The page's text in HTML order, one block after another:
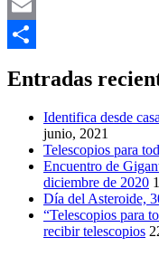
Mastodon
Email
Entradas
Identifica desde
junio, 2021
Telescopios para
Encuentro de
diciembre de 2020
Día del Asteroide,
“Telescopios para
recibir telescopios